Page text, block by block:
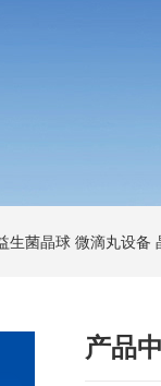
生菌晶球 微滴丸设备
产品